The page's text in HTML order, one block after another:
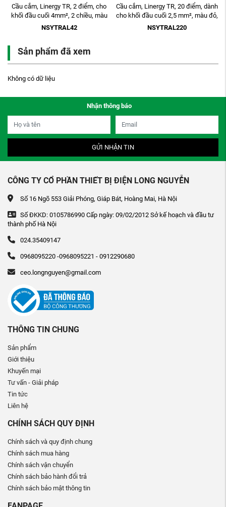
Cầu cắm, Linergy TR, 2 điểm, cho
khối đầu cuối 4mm², 2 chiều, màu
đỏ, bộ 10
NSYTRAL42
Cầu cắm, Linergy TR, 20 điểm, dành
cho khối đầu cuối 2,5 mm², màu đỏ,
20 ...
NSYTRAL220
Sản phẩm đã xem
Không có dữ liệu
Nhận thông báo
GỬI NHẬN TIN
CÔNG TY CỔ PHẦN THIẾT BỊ ĐIỆN LONG NGUYỄN
Số 16 Ngõ 553 Giải Phóng, Giáp Bát, Hoàng Mai, Hà Nội
Số ĐKKD: 0105786990 Cấp ngày: 09/02/2012 Sở kế hoạch và đầu tư
thành phố Hà Nội
024.35409147
0968095220 -0968095221 - 0912290680
ceo.longnguyen@gmail.com
THÔNG TIN CHUNG
Sản phẩm
Giới thiệu
Khuyến mại
Tư vấn - Giải pháp
Tin tức
Liên hệ
CHÍNH SÁCH QUY ĐỊNH
Chính sách và quy định chung
Chính sách mua hàng
Chính sách vận chuyển
Chính sách bảo hành đổi trả
Chính sách bảo mật thông tin